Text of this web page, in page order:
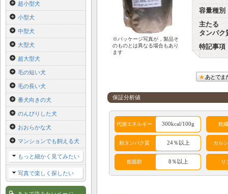
※パッケージ写真が，製品そ
のものとは異なる場合もあり
ます
容量種別
主たる
タンパク
特記事項
あとでま
保証分析値
代謝エネルギー 300kcal/100g 粗
粗タンパク質 24％以上 カル
粗脂肪 8％以上 リ
超小型犬
小型犬
中型犬
大型犬
超大型犬
毛の短い犬
毛の長い犬
番犬向きの犬
のんびりした犬
おおらかな犬
マンションでも飼える犬
もっと細かく見てみたい
写真で楽しく探したい